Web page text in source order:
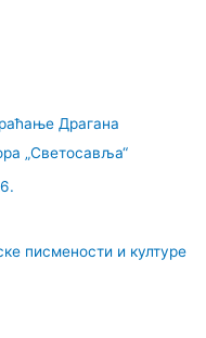
Драгана
„Светосавља“
писмености и културе